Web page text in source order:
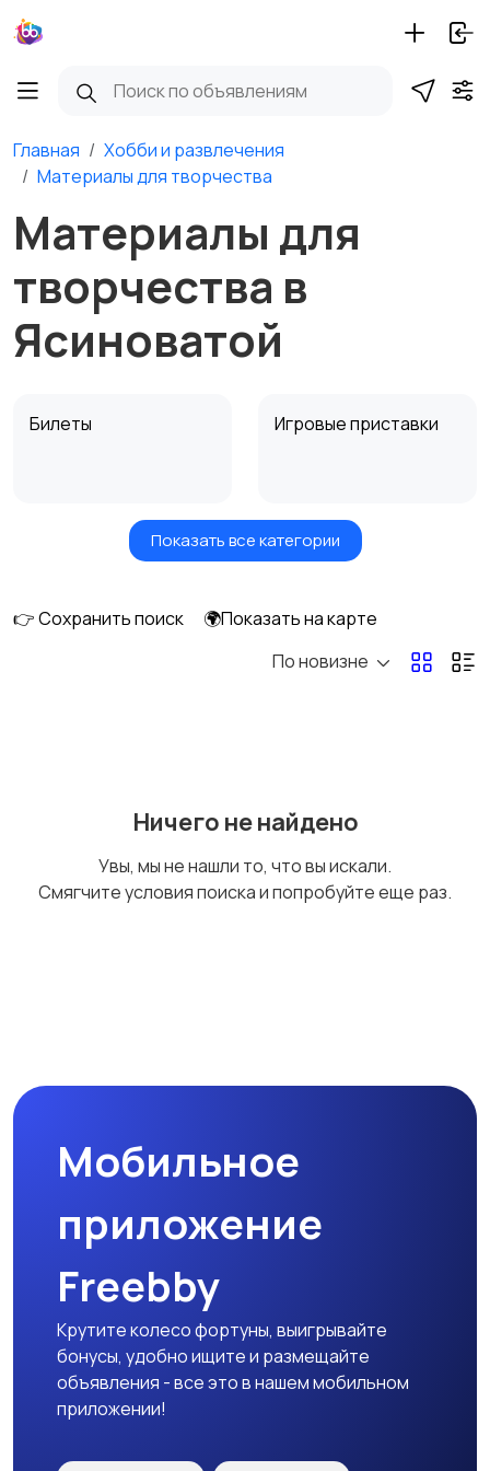
Главная
Хобби и развлечения
Материалы для творчества
Материалы для
творчества в
Ясиноватой
Билеты Игровые приставки
Игры для приставок и
Книги и журналы
Материалы для
инструменты
Показать все категории
👉 Сохранить поиск
🌍Показать на карте
По новизне
Ничего не найдено
Увы, мы не нашли то, что вы искали.
Смягчите условия поиска и попробуйте еще раз.
Мобильное
приложение
Freebby
Крутите колесо фортуны, выигрывайте
бонусы, удобно ищите и размещайте
объявления - все это в нашем мобильном
приложении!